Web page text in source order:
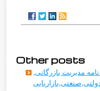
Other posts
مدیریت بازرگانی,